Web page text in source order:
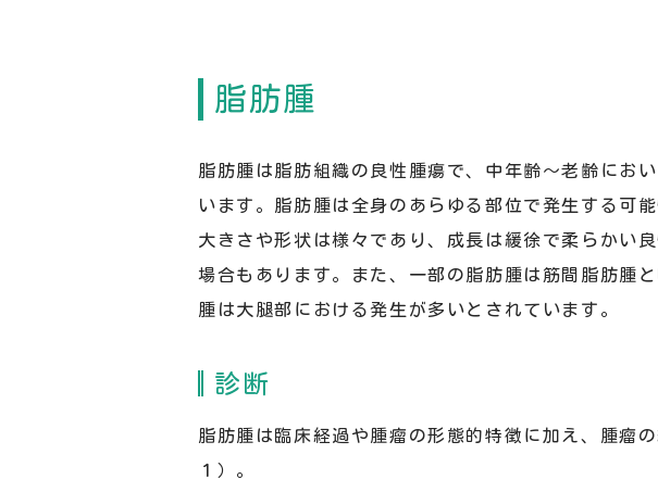
脂肪腫
脂肪腫は脂肪組織の良性腫瘍で、中年齢～老齢にお
います。脂肪腫は全身のあらゆる部位で発生する可
大きさや形状は様々であり、成長は緩徐で柔らかい
場合もあります。また、一部の脂肪腫は筋間脂肪腫
腫は大腿部における発生が多いとされています。
診断
脂肪腫は臨床経過や腫瘤の形態的特徴に加え、腫瘤
１）。